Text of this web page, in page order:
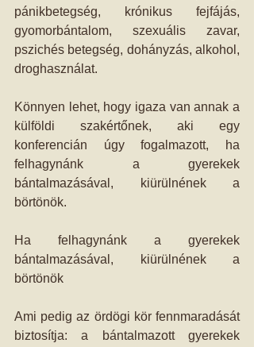
pánikbetegség, krónikus fejfájás,
gyomorbántalom, szexuális zavar,
pszichés betegség, dohányzás, alkohol,
droghasználat.
Könnyen lehet, hogy igaza van annak a
külföldi szakértőnek, aki egy
konferencián úgy fogalmazott, ha
felhagynánk a gyerekek
bántalmazásával, kiürülnének a
börtönök.
Ha felhagynánk a gyerekek
bántalmazásával, kiürülnének a
börtönök
Ami pedig az ördögi kör fennmaradását
biztosítja: a bántalmazott gyerekek